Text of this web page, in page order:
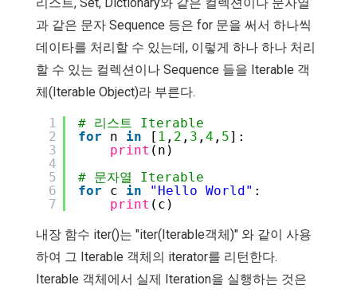
리스트, Set, Dictionary와 같은 컬렉션이나 문자열
과 같은 문자 Sequence 등은 for 문을 써서 하나씩
데이타를 처리할 수 있는데, 이렇게 하나 하나 처리
할 수 있는 컬렉션이나 Sequence 들을 Iterable 객
체(Iterable Object)라 부른다.
1
2
3
4
5
6
7
# 리스트 Iterable
for
n in [ 1 , 2 , 3 , 4 , 5]:
print (n)
# 문자열 Iterable
for
c in "Hello World" :
print (c)
내장 함수 iter()는 "iter(Iterable객체)" 와 같이 사용
하여 그 Iterable 객체의 iterator를 리턴한다.
Iterable 객체에서 실제 Iteration을 실행하는 것은